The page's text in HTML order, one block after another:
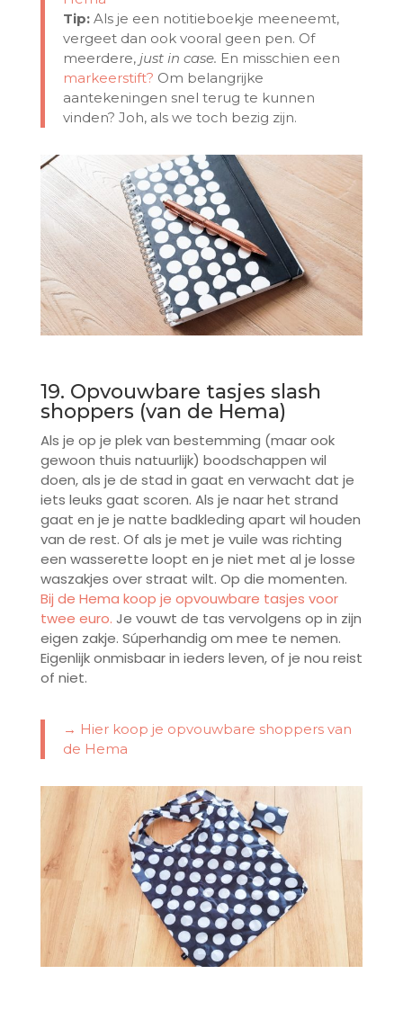
Tip:Als je een notitieboekje meeneemt,
vergeet dan ook vooral geen pen. Of
meerdere, just in case. En misschien een
markeerstift? Om belangrijke
aantekeningen snel terug te kunnen
vinden? Joh, als we toch bezig zijn.
19. Opvouwbare tasjes slash
shoppers (van de Hema)
Als je op je plek van bestemming (maar ook
gewoon thuis natuurlijk) boodschappen wil
doen, als je de stad in gaat en verwacht dat je
iets leuks gaat scoren. Als je naar het strand
gaat en je je natte badkleding apart wil houden
van de rest. Of als je met je vuile was richting
een wasserette loopt en je niet met al je losse
waszakjes over straat wilt. Op die momenten.
Bij de Hema koop je opvouwbare tasjes voor
twee euro. Je vouwt de tas vervolgens op in zijn
eigen zakje. Súperhandig om mee te nemen.
Eigenlijk onmisbaar in ieders leven, of je nou reist
of niet.
→ Hier koop je opvouwbare shoppers van
de Hema